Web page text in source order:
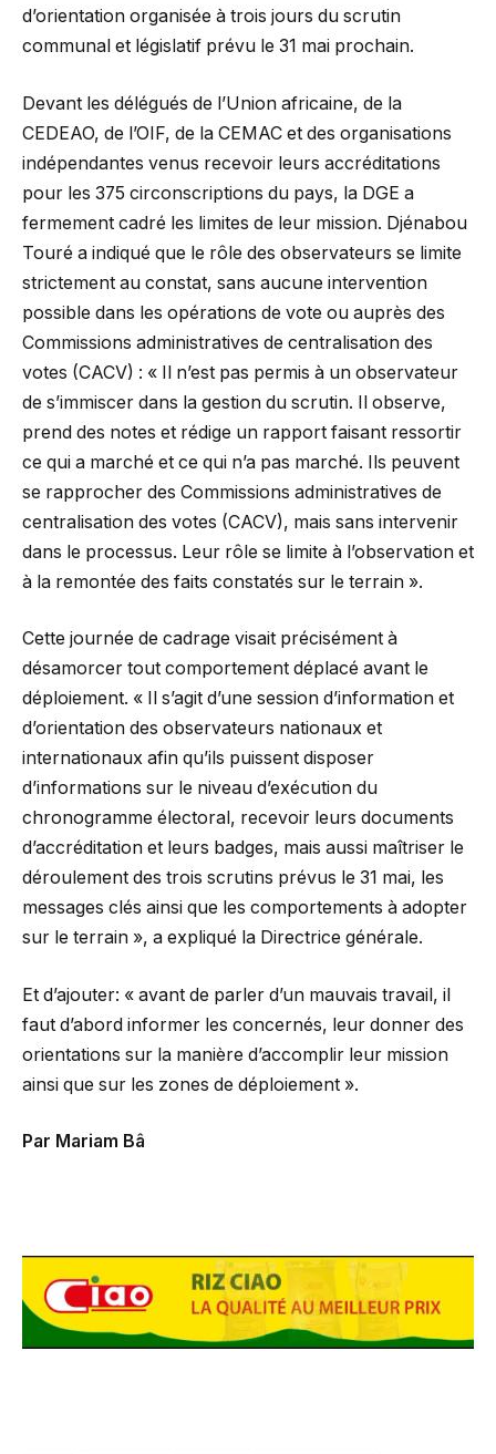
d’orientation organisée à trois jours du scrutin
communal et législatif prévu le 31 mai prochain.
Devant les délégués de l’Union africaine, de la
CEDEAO, de l’OIF, de la CEMAC et des organisations
indépendantes venus recevoir leurs accréditations
pour les 375 circonscriptions du pays, la DGE a
fermement cadré les limites de leur mission. Djénabou
Touré a indiqué que le rôle des observateurs se limite
strictement au constat, sans aucune intervention
possible dans les opérations de vote ou auprès des
Commissions administratives de centralisation des
votes (CACV) : « Il n’est pas permis à un observateur
de s’immiscer dans la gestion du scrutin. Il observe,
prend des notes et rédige un rapport faisant ressortir
ce qui a marché et ce qui n’a pas marché. Ils peuvent
se rapprocher des Commissions administratives de
centralisation des votes (CACV), mais sans intervenir
dans le processus. Leur rôle se limite à l’observation et
à la remontée des faits constatés sur le terrain ».
Cette journée de cadrage visait précisément à
désamorcer tout comportement déplacé avant le
déploiement. « Il s’agit d’une session d’information et
d’orientation des observateurs nationaux et
internationaux afin qu’ils puissent disposer
d’informations sur le niveau d’exécution du
chronogramme électoral, recevoir leurs documents
d’accréditation et leurs badges, mais aussi maîtriser le
déroulement des trois scrutins prévus le 31 mai, les
messages clés ainsi que les comportements à adopter
sur le terrain », a expliqué la Directrice générale.
Et d’ajouter: « avant de parler d’un mauvais travail, il
faut d’abord informer les concernés, leur donner des
orientations sur la manière d’accomplir leur mission
ainsi que sur les zones de déploiement ».
Par Mariam Bâ